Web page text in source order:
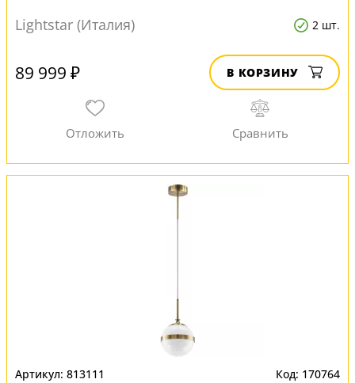
Lightstar (Италия) 2 шт.
89 999 ₽ В КОРЗИНУ
813111 170764